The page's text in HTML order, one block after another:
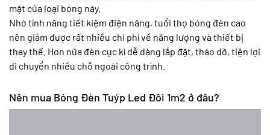
mặt của loại bóng này.
Nhờ tính năng tiết kiệm điện năng, tuổi thọ bóng đèn cao
nên giảm được rất nhiều chi phí về năng lượng và thiết bị
thay thế. Hơn nữa đèn cực kì dễ dàng lắp đặt, tháo dỡ, tiện lợi
di chuyển nhiều chỗ ngoài công trình.
Nên mua Bóng Đèn Tuýp Led Đôi 1m2 ở đâu?